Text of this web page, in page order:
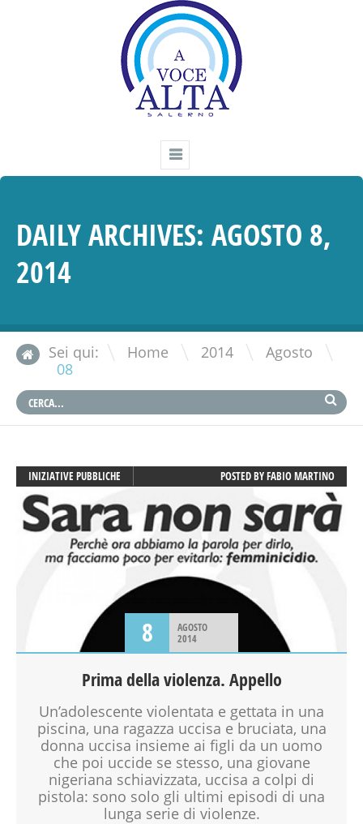
DAILY ARCHIVES: AGOSTO 8,
2014
Sei qui: Home \ 2014 \ Agosto \
08
INIZIATIVE PUBBLICHE POSTED BYFABIO MARTINO
8
AGOSTO
2014
Prima della violenza. Appello
Un’adolescente violentata e gettata in una
piscina, una ragazza uccisa e bruciata, una
donna uccisa insieme ai figli da un uomo
che poi uccide se stesso, una giovane
nigeriana schiavizzata, uccisa a colpi di
pistola: sono solo gli ultimi episodi di una
lunga serie di violenze.